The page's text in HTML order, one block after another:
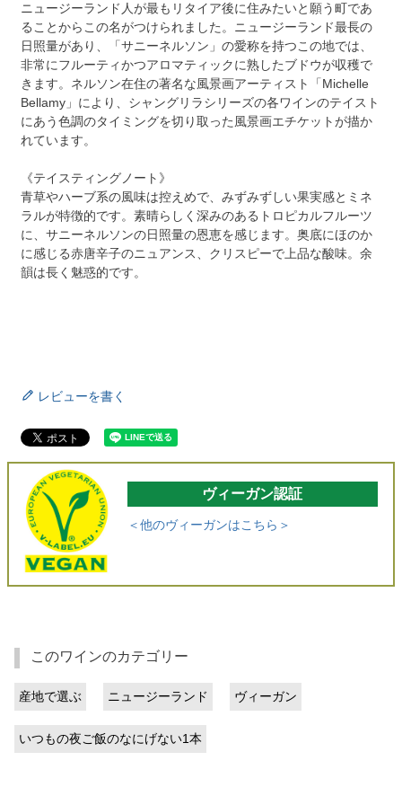
ニュージーランド人が最もリタイア後に住みたいと願う町であ
ることからこの名がつけられました。ニュージーランド最長の
日照量があり、「サニーネルソン」の愛称を持つこの地では、
非常にフルーティかつアロマティックに熟したブドウが収穫で
きます。ネルソン在住の著名な風景画アーティスト「Michelle
Bellamy」により、シャングリラシリーズの各ワインのテイスト
にあう色調のタイミングを切り取った風景画エチケットが描か
れています。
《テイスティングノート》
青草やハーブ系の風味は控えめで、みずみずしい果実感とミネ
ラルが特徴的です。素晴らしく深みのあるトロピカルフルーツ
に、サニーネルソンの日照量の恩恵を感じます。奥底にほのか
に感じる赤唐辛子のニュアンス、クリスピーで上品な酸味。余
韻は長く魅惑的です。
レビューを書く
ヴィーガン認証
＜他のヴィーガンはこちら＞
このワインのカテゴリー
産地で選ぶ ニュージーランド ヴィーガン
いつもの夜ご飯のなにげない1本